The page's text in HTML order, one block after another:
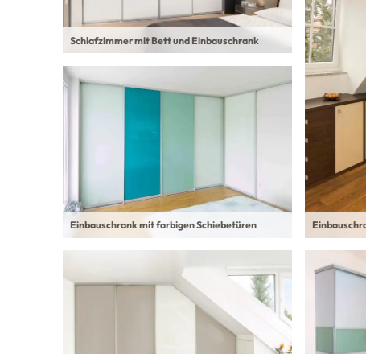
Schlafzimmer mit Bett und Einbauschrank
Einbauschrank mit farbigen Schiebetüren